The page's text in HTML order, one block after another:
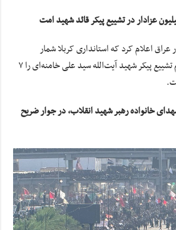
عراق اعلام کرد که استانداری کربلا شمار
شرکت‌کنندگان در مراسم تشییع پیکر شهید آیت‌الله سید علی خامنه‌ای را ۷
شهدای خانواده رهبر شهید انقلاب، در جوار ضریح